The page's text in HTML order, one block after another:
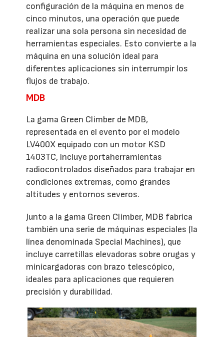
configuración de la máquina en menos de
cinco minutos, una operación que puede
realizar una sola persona sin necesidad de
herramientas especiales. Esto convierte a la
máquina en una solución ideal para
diferentes aplicaciones sin interrumpir los
flujos de trabajo.
MDB
La gama Green Climber de MDB,
representada en el evento por el modelo
LV400X equipado con un motor KSD
1403TC, incluye portaherramientas
radiocontrolados diseñados para trabajar en
condiciones extremas, como grandes
altitudes y entornos severos.
Junto a la gama Green Climber, MDB fabrica
también una serie de máquinas especiales (la
línea denominada Special Machines), que
incluye carretillas elevadoras sobre orugas y
minicargadoras con brazo telescópico,
ideales para aplicaciones que requieren
precisión y durabilidad.